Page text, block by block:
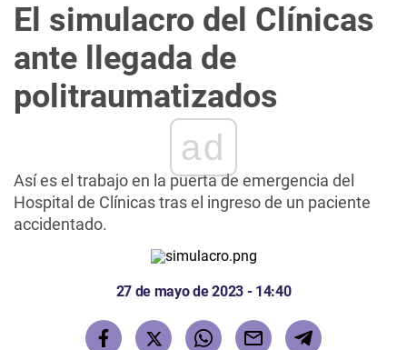
El simulacro del Clínicas
ante llegada de
politraumatizados
ad
Así es el trabajo en la puerta de emergencia del
Hospital de Clínicas tras el ingreso de un paciente
accidentado.
27 de mayo de 2023 - 14:40